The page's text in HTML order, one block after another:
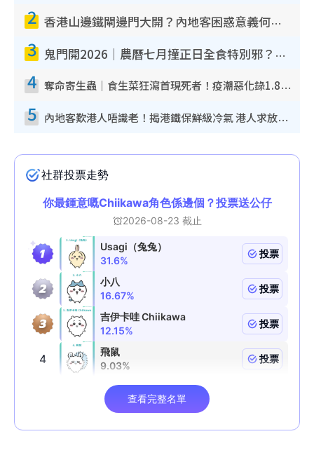
2 香港山邊鐵閘邊門大開？內地客困惑意義何在！網民神回覆：呢種叫法理性防禦
3 鬼門開2026｜農曆七月撞正日全食特別邪？專家警告切忌做一事！揭4大禁忌+2招保平安
4 奪命寄生蟲｜食生菜狂瀉首現死者！疫潮惡化錄1.8萬宗病例 揭洗菜3大謬誤
5 內地客歎港人唔識老！揭港鐵保鮮級冷氣 港人求放過：咪投訴